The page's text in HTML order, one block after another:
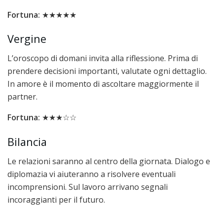
Fortuna: ★★★★★
Vergine
L’oroscopo di domani invita alla riflessione. Prima di
prendere decisioni importanti, valutate ogni dettaglio.
In amore è il momento di ascoltare maggiormente il
partner.
Fortuna: ★★★☆☆
Bilancia
Le relazioni saranno al centro della giornata. Dialogo e
diplomazia vi aiuteranno a risolvere eventuali
incomprensioni. Sul lavoro arrivano segnali
incoraggianti per il futuro.